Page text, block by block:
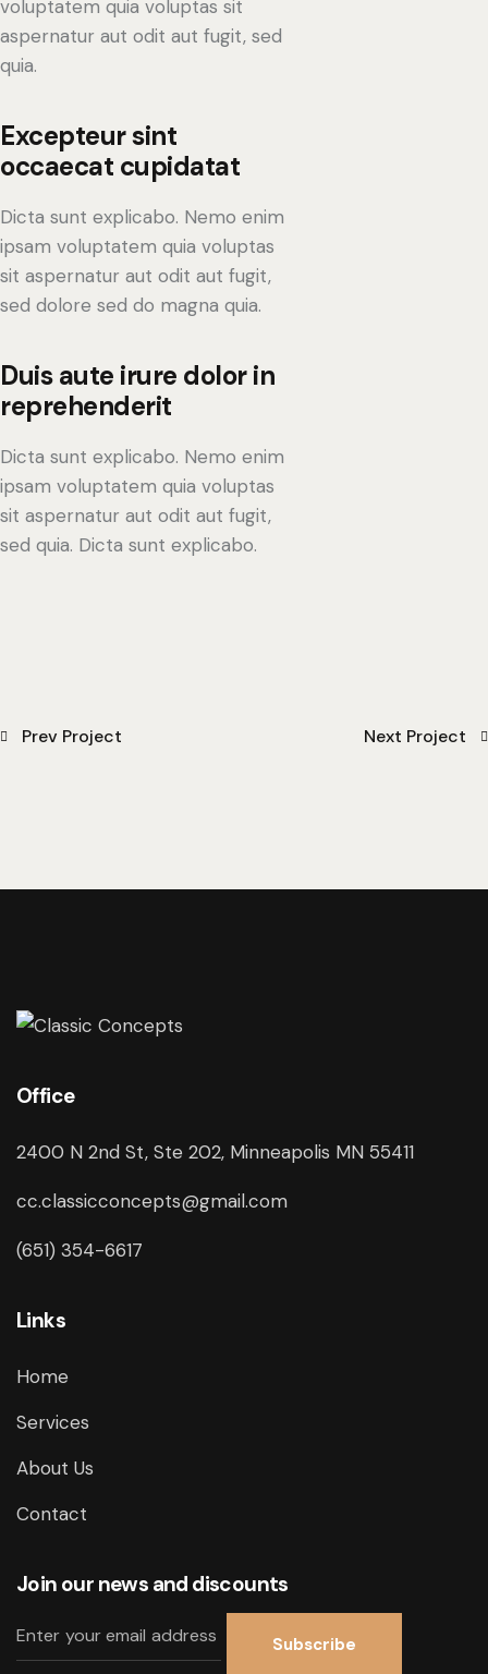
voluptatem quia voluptas sit
aspernatur aut odit aut fugit, sed
quia.
Excepteur sint
occaecat cupidatat
Dicta sunt explicabo. Nemo enim
ipsam voluptatem quia voluptas
sit aspernatur aut odit aut fugit,
sed dolore sed do magna quia.
Duis aute irure dolor in
reprehenderit
Dicta sunt explicabo. Nemo enim
ipsam voluptatem quia voluptas
sit aspernatur aut odit aut fugit,
sed quia. Dicta sunt explicabo.
Prev Project Next Project
Office
2400 N 2nd St, Ste 202, Minneapolis MN 55411
cc.classicconcepts@gmail.com
(651) 354-6617
Links
Home
Services
About Us
Contact
Join our news and discounts
Subscribe